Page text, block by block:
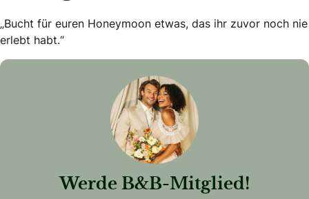
„Bucht für euren Honeymoon etwas, das ihr zuvor noch nie
erlebt habt.“
Werde B&B-Mitglied!